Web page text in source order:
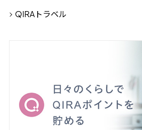
QIRAトラベル